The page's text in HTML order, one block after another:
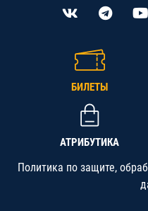
БИЛЕТЫ
АТРИБУТИКА
Политика по защите,